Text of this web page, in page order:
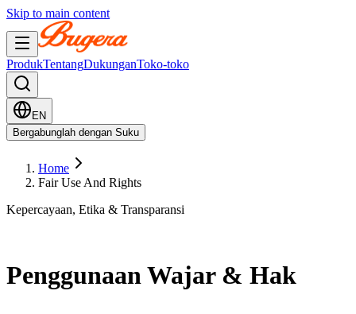
Skip to main content
ProdukTentangDukunganToko-toko
EN
Bergabunglah dengan Suku
Home
Fair Use And Rights
Kepercayaan, Etika & Transparansi
Penggunaan Wajar & Hak